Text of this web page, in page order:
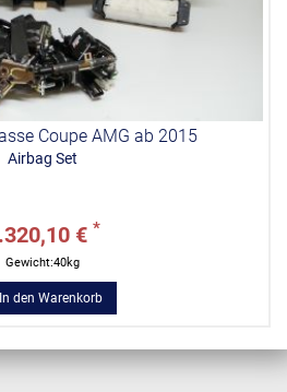
Coupe AMG ab 2015
Airbag Set
€ *
Gewicht:40kg
In den Warenkorb